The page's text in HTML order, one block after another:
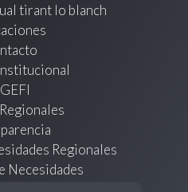
tirant lo blanch
Regionales
Necesidades